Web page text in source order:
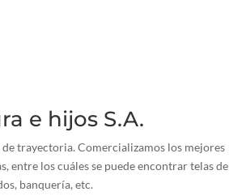
e hijos S.A.
trayectoria. Comercializamos los mejores
entre los cuáles se puede encontrar telas de
banquería, etc.